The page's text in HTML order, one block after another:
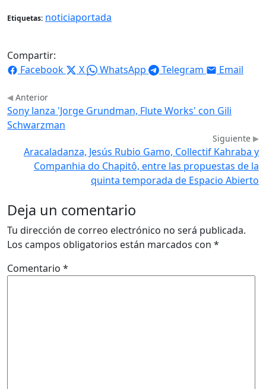
Etiquetas: noticiaportada
Compartir:
Facebook
X WhatsApp Telegram Email
Anterior
Sony lanza 'Jorge Grundman, Flute Works' con Gili
Schwarzman
Siguiente
Aracaladanza, Jesús Rubio Gamo, Collectif Kahraba y
Companhia do Chapitô, entre las propuestas de la
quinta temporada de Espacio Abierto
Deja un comentario
Tu dirección de correo electrónico no será publicada.
Los campos obligatorios están marcados con *
Comentario *